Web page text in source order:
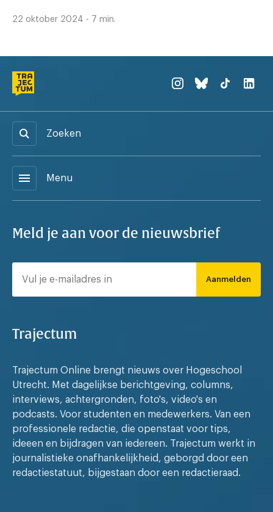
22 oktober 2024 - 7 min.
Zoeken
menu Menu
Meld je aan voor de nieuwsbrief
Aanmelden
Trajectum
Trajectum Online brengt nieuws over Hogeschool
Utrecht. Met dagelijkse berichtgeving, columns,
interviews, achtergronden, foto's, video's en
podcasts. Voor studenten en medewerkers. Van een
professionele redactie, die openstaat voor tips,
ideeen en bijdragen van iedereen. Trajectum werkt in
journalistieke onafhankelijkheid, geborgd door een
redactiestatuut, bijgestaan door een redactieraad.